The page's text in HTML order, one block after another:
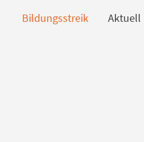
Bildungsstreik Aktuell